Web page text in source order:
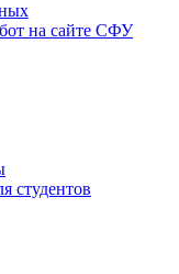
на сайте СФУ
студентов